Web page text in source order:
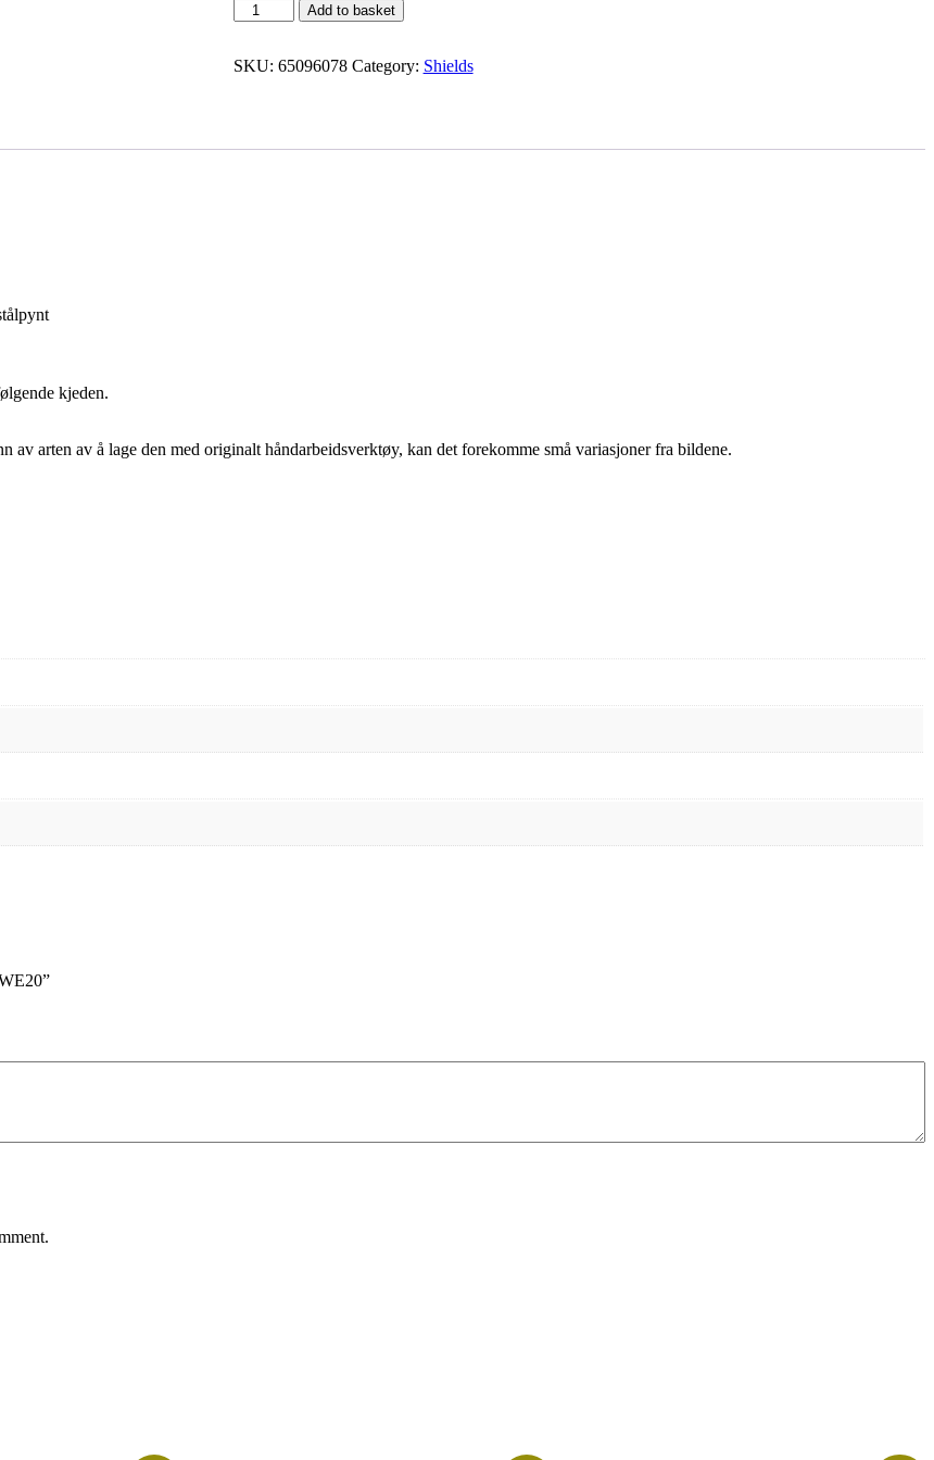
Odin
Raven
Viking
quantity
Add to basket
SKU: 65096078 Category: Shields
kjeden.
av arten av å lage den med originalt håndarbeidsverktøy, kan det forekomme små variasjoner fra bildene.